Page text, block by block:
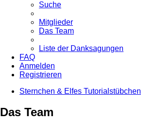
Suche
Mitglieder
Das Team
Liste der Danksagungen
FAQ
Anmelden
Registrieren
Sternchen & Elfes Tutorialstübchen
Das Team